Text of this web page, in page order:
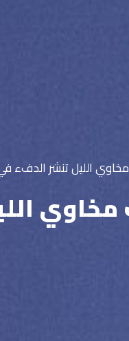
الليل تنشر الدفء في